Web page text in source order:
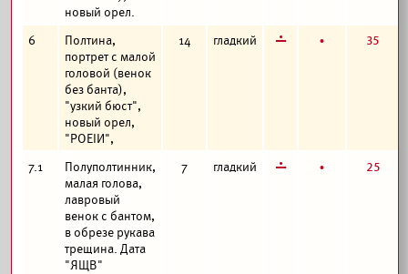
новый орел.
6
Полтина,
портрет с малой
головой (венок
без банта),
"узкий бюст",
новый орел,
"РОЕIИ",
14 гладкий г б 35
7.1
Полуполтинник,
малая голова,
лавровый
венок с бантом,
в обрезе рукава
трещина. Дата
"ЯЩВ"
7 гладкий г б 25